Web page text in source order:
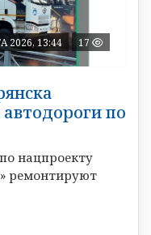
2026, 13:44 17
по
нацпроекту
ремонтируют